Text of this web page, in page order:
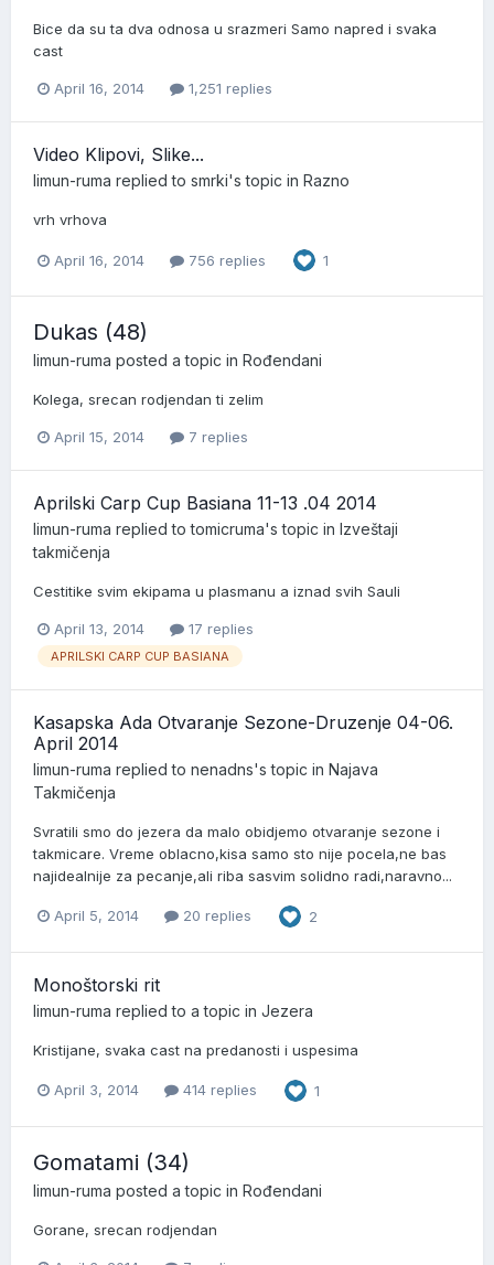
Bice da su ta dva odnosa u srazmeri Samo napred i svaka
cast
April 16, 2014 1,251 replies
Video Klipovi, Slike...
limun-ruma replied to smrki's topic in Razno
vrh vrhova
April 16, 2014 756 replies 1
Dukas (48)
limun-ruma posted a topic in Rođendani
Kolega, srecan rodjendan ti zelim
April 15, 2014 7 replies
Aprilski Carp Cup Basiana 11-13 .04 2014
limun-ruma replied totomicruma's topic in Izveštaji
takmičenja
Cestitike svim ekipama u plasmanu a iznad svih Sauli
April 13, 2014 17 replies
APRILSKI CARP CUP BASIANA
Kasapska Ada Otvaranje Sezone-Druzenje 04-06.
April 2014
limun-ruma replied to nenadns's topic in Najava
Takmičenja
Svratili smo do jezera da malo obidjemo otvaranje sezone i
takmicare. Vreme oblacno,kisa samo sto nije pocela,ne bas
najidealnije za pecanje,ali riba sasvim solidno radi,naravno...
April 5, 2014 20 replies 2
Monoštorski rit
limun-ruma replied to a topic in Jezera
Kristijane, svaka cast na predanosti i uspesima
April 3, 2014 414 replies 1
Gomatami (34)
limun-ruma posted a topic in Rođendani
Gorane, srecan rodjendan